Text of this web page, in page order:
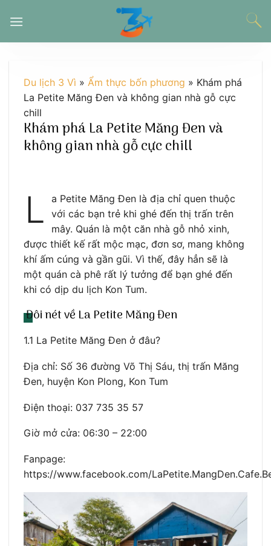
đến
Du lịch 3 Vì » Ẩm thực bốn phương » Khám phá
La Petite Măng Đen và không gian nhà gỗ cực
chill
Khám phá La Petite Măng Đen và
không gian nhà gỗ cực chill
L
a Petite Măng Đen là địa chỉ quen thuộc
với các bạn trẻ khi ghé đến thị trấn trên
mây. Quán là một căn nhà gỗ nhỏ xinh,
được thiết kế rất mộc mạc, đơn sơ, mang không
khí ấm cúng và gần gũi. Vì thế, đây hẳn sẽ là
một quán cà phê rất lý tưởng để bạn ghé đến
khi có dịp du lịch Kon Tum.
Đôi nét về La Petite Măng Đen
1.1 La Petite Măng Đen ở đâu?
Địa chỉ: Số 36 đường Võ Thị Sáu, thị trấn Măng
Đen, huyện Kon Plong, Kon Tum
Điện thoại: 037 735 35 57
Giờ mở cửa: 06:30 – 22:00
Fanpage:
https://www.facebook.com/